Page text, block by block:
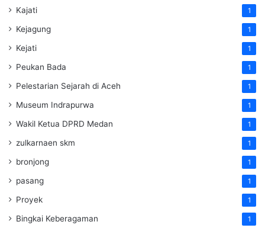
Kajati 1
Kejagung 1
Kejati 1
Peukan Bada 1
Pelestarian Sejarah di Aceh 1
Museum Indrapurwa 1
Wakil Ketua DPRD Medan 1
zulkarnaen skm 1
bronjong 1
pasang 1
Proyek 1
Bingkai Keberagaman 1